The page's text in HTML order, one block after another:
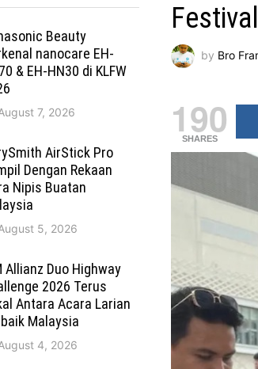
by Bro
190
SHARES
Beauty
nanocare EH-
& EH-HN30 di KLFW
7, 2026
AirStick Pro
Dengan Rekaan
Nipis Buatan
5, 2026
Allianz Duo Highway
2026 Terus
Antara Acara Larian
Malaysia
4, 2026